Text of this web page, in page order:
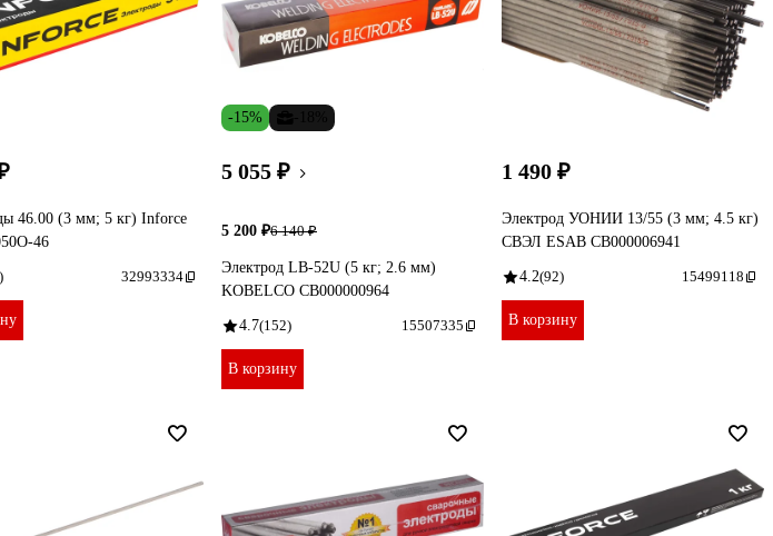
46.00 (3 мм; 5 кг) Inforce
46
32993334
-15%
5 055 ₽
5 200 ₽6 140 ₽
Электрод LB-52U (5 кг; 2.6 мм)
KOBELCO СВ000000964
4.7(152) 15507335
В корзину
1 490 ₽
Электрод УОНИИ 13/55 (3 мм; 4.5 кг)
СВЭЛ ESAB СВ000006941
4.2(92) 15499118
В корзину